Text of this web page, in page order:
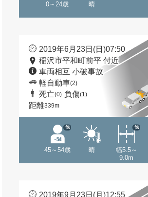
0～24歳 晴
2019年6月23日(日)07:50
稲沢市平和町前平 付近
車両相互 小破事故
軽自動車(2)
死亡(0) 負傷(1)
距離339m
45～54歳
他
晴
幅5.5～
9.0m
他
2019年9月23日(月)12:55